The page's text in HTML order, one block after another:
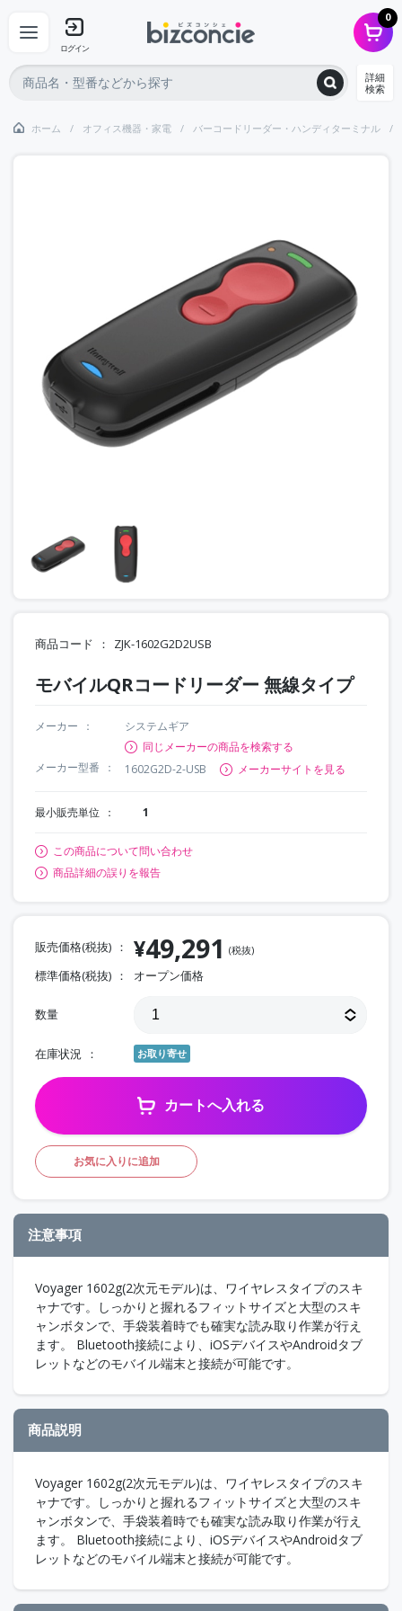
ログイン
0
詳細
検索
ホーム オフィス機器・家電 バーコードリーダー・ハンディターミナル
商品コード ZJK-1602G2D2USB
モバイルQRコードリーダー 無線タイプ
メーカー
システムギア
同じメーカーの商品を検索する
メーカー型番
1602G2D-2-USB メーカーサイトを見る
最小販売単位 1
この商品について問い合わせ
商品詳細の誤りを報告
販売価格(税抜) ¥49,291 (税抜)
標準価格(税抜) オープン価格
数量
在庫状況 お取り寄せ
カートへ入れる
お気に入りに追加
注意事項
Voyager 1602g(2次元モデル)は、ワイヤレスタイプのスキ
ャナです。しっかりと握れるフィットサイズと大型のスキ
ャンボタンで、手袋装着時でも確実な読み取り作業が行え
ます。 Bluetooth接続により、iOSデバイスやAndroidタブ
レットなどのモバイル端末と接続が可能です。
商品説明
Voyager 1602g(2次元モデル)は、ワイヤレスタイプのスキ
ャナです。しっかりと握れるフィットサイズと大型のスキ
ャンボタンで、手袋装着時でも確実な読み取り作業が行え
ます。 Bluetooth接続により、iOSデバイスやAndroidタブ
レットなどのモバイル端末と接続が可能です。